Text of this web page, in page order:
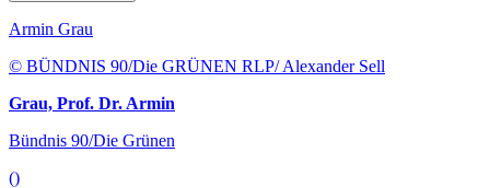
Armin Grau
© BÜNDNIS 90/Die GRÜNEN RLP/ Alexander Sell
Grau, Prof. Dr. Armin
Bündnis 90/Die Grünen
()